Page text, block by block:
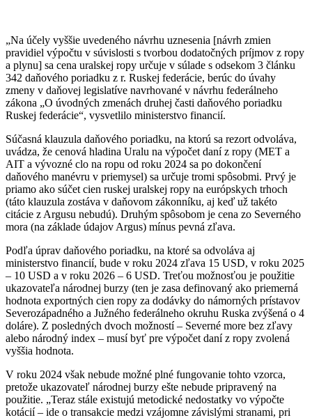
„Na účely vyššie uvedeného návrhu uznesenia [návrh zmien
pravidiel výpočtu v súvislosti s tvorbou dodatočných príjmov z ropy
a plynu] sa cena uralskej ropy určuje v súlade s odsekom 3 článku
342 daňového poriadku z r. Ruskej federácie, berúc do úvahy
zmeny v daňovej legislatíve navrhované v návrhu federálneho
zákona „O úvodných zmenách druhej časti daňového poriadku
Ruskej federácie“, vysvetlilo ministerstvo financií.
Súčasná klauzula daňového poriadku, na ktorú sa rezort odvoláva,
uvádza, že cenová hladina Uralu na výpočet daní z ropy (MET a
AIT a vývozné clo na ropu od roku 2024 sa po dokončení
daňového manévru v priemysel) sa určuje tromi spôsobmi. Prvý je
priamo ako súčet cien ruskej uralskej ropy na európskych trhoch
(táto klauzula zostáva v daňovom zákonníku, aj keď už takéto
citácie z Argusu nebudú). Druhým spôsobom je cena zo Severného
mora (na základe údajov Argus) mínus pevná zľava.
Podľa úprav daňového poriadku, na ktoré sa odvoláva aj
ministerstvo financií, bude v roku 2024 zľava 15 USD, v roku 2025
– 10 USD a v roku 2026 – 6 USD. Treťou možnosťou je použitie
ukazovateľa národnej burzy (ten je zasa definovaný ako priemerná
hodnota exportných cien ropy za dodávky do námorných prístavov
Severozápadného a Južného federálneho okruhu Ruska zvýšená o 4
doláre). Z posledných dvoch možností – Severné more bez zľavy
alebo národný index – musí byť pre výpočet daní z ropy zvolená
vyššia hodnota.
V roku 2024 však nebude možné plné fungovanie tohto vzorca,
pretože ukazovateľ národnej burzy ešte nebude pripravený na
použitie. „Teraz stále existujú metodické nedostatky vo výpočte
kotácií – ide o transakcie medzi vzájomne závislými stranami, pri